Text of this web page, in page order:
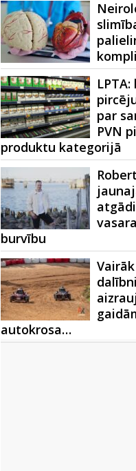
par
PVN
produktu kategorijā
burvību
autokrosa…